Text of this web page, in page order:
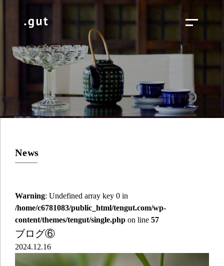
News
Warning: Undefined array key 0 in
/home/c6781083/public_html/tengut.com/wp-
content/themes/tengut/single.php on line 57
ブログ⑥
2024.12.16